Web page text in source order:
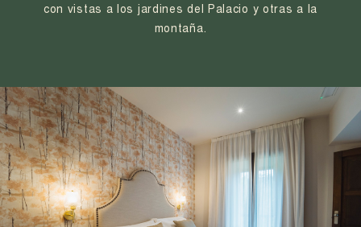
con vistas a los jardines del Palacio y otras a la
montaña.